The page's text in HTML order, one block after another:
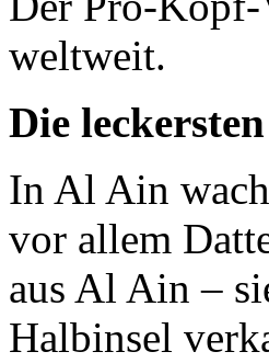
weltweit.
Die
In Al Ain
vor allem
aus Al Ain –
Halbinsel